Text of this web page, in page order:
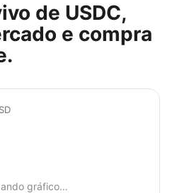
de USDC,
e compra
gráfico…